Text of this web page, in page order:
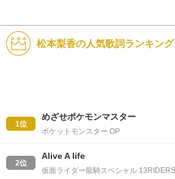
松本梨香の人気歌詞ランキング
1位
めざせポケモンマスター
ポケットモンスター OP
2位
Alive A life
仮面ライダー龍騎スペシャル